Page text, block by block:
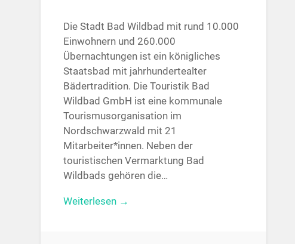
Die Stadt Bad Wildbad mit rund 10.000
Einwohnern und 260.000
Übernachtungen ist ein königliches
Staatsbad mit jahrhundertealter
Bädertradition. Die Touristik Bad
Wildbad GmbH ist eine kommunale
Tourismusorganisation im
Nordschwarzwald mit 21
Mitarbeiter*innen. Neben der
touristischen Vermarktung Bad
Wildbads gehören die…
Weiterlesen →